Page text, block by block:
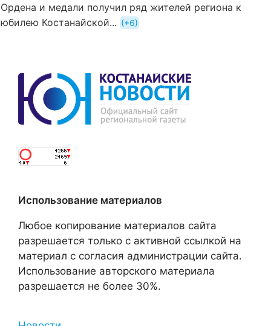
Ордена и медали получил ряд жителей региона к
юбилею Костанайской...
+6
Использование материалов
Любое копирование материалов сайта
разрешается только с активной ссылкой на
материал с согласия администрации сайта.
Использование авторского материала
разрешается не более 30%.